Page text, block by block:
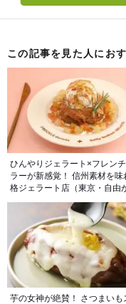
この記事を見た人にお
ひんやりジェラート×フレン
ラーが新感覚！ 信州素材を味
格ジェラート店（東京・自由
芋の女神が絶賛！ さつまいも